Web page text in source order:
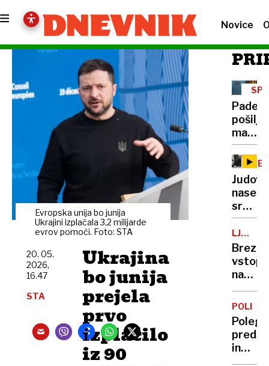
Novice
Evropska unija bo junija
Ukrajini izplačala 3,2 milijarde
evrov pomoči. Foto: STA
Ukrajina
bo junija
prejela
prvo
izplačilo
iz 90
20. 05.
2026,
16.47
STA
Padec
pošiljk
malih
novi
stroški
že
in
Sheina
sredi
noči
požgali
vas
na
več
na
kakšno
je
stanje
na
Poleg
in